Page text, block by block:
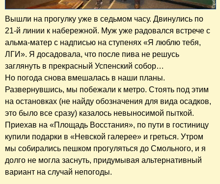
Вышли на прогулку уже в седьмом часу. Двинулись по
21-й линии к набережной. Муж уже радовался встрече с
альма-матер с надписью на ступенях «Я люблю тебя,
ЛГИ». Я досадовала, что после пива не решусь
заглянуть в прекрасный Успенский собор…
Но погода снова вмешалась в наши планы.
Развернувшись, мы побежали к метро. Стоять под этим
на остановках (не найду обозначения для вида осадков,
это было все сразу) казалось невыносимой пыткой.
Приехав на «Площадь Восстания», по пути в гостиницу
купили подарки в «Невской галерее» и греться. Утром
мы собирались пешком прогуляться до Смольного, и я
долго не могла заснуть, придумывая альтернативный
вариант на случай непогоды.